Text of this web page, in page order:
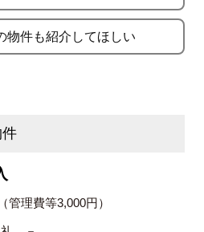
物件も紹介してほしい
（管理費等3,000円）